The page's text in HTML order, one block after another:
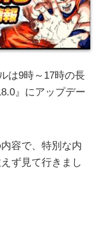
は9時～17時の長
』にアップデー
容で、特別な内
ず見て行きまし